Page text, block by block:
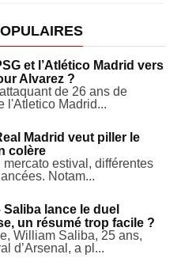
et l’Atlético Madrid vers
Alvarez ?
de 26 ans de
l'Atletico Madrid...
Madrid veut piller le
colère
estival, différentes
Notam...
Saliba lance le duel
un résumé trop facile ?
William Saliba, 25 ans,
d’Arsenal, a pl...